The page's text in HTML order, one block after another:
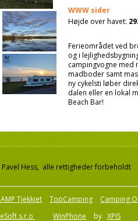
WWW sider
Højde over havet:
Ferieområdet ved
og i
campingvogne med
madboder samt
ny cykelsti løber
dalen eller en lokal
Beach Bar!
Hess, alle rettigheder forbeholdt
Tjekkiet TopCamping
Camping
s.r.o WinPhone by XPIS